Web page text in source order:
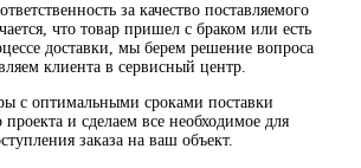
за качество поставляемого
что товар пришел с браком или есть
доставки, мы берем решение вопроса
клиента в сервисный центр.
с оптимальными сроками поставки
и сделаем все необходимое для
заказа на ваш объект.